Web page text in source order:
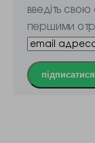
введіть
першими
підписатися